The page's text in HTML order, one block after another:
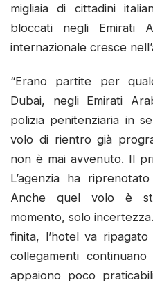
migliaia di cittadini
bloccati negli Emirati
internazionale cresce
“Erano partite per
Dubai, negli Emirati
polizia penitenziaria in
volo di rientro già
non è mai avvenuto. Il
L’agenzia ha
Anche quel volo è
momento, solo
finita, l’hotel va
collegamenti
appaiono poco